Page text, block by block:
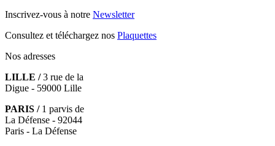
Inscrivez-vous à notre Newsletter
Consultez et téléchargez nos Plaquettes
Nos adresses
LILLE /3 rue de la
Digue - 59000 Lille
PARIS /1 parvis de
La Défense - 92044
Paris - La Défense